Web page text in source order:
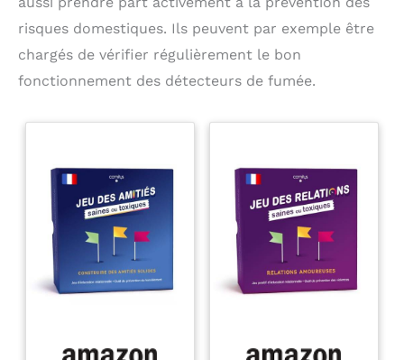
risques domestiques. Ils peuvent par exemple être
chargés de vérifier régulièrement le bon
fonctionnement des détecteurs de fumée.